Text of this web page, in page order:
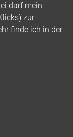
darf mein
zur
finde ich in der